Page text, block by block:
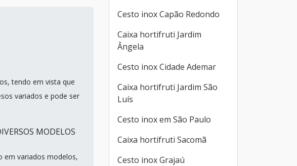
tendo em vista que
variados e pode ser
MODELOS
em variados modelos,
Cesto inox Capão Redondo
Caixa hortifruti Jardim
Ângela
Cesto inox Cidade Ademar
Caixa hortifruti Jardim São
Luís
Cesto inox em São Paulo
Caixa hortifruti Sacomã
Cesto inox Grajaú